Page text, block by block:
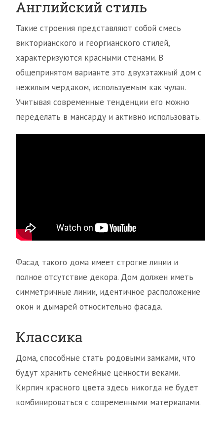
Английский стиль
Такие строения представляют собой смесь
викторианского и георгианского стилей,
характеризуются красными стенами. В
общепринятом варианте это двухэтажный дом с
нежилым чердаком, используемым как чулан.
Учитывая современные тенденции его можно
переделать в мансарду и активно использовать.
Фасад такого дома имеет строгие линии и
полное отсутствие декора. Дом должен иметь
симметричные линии, идентичное расположение
окон и дымарей относительно фасада.
Классика
Дома, способные стать родовыми замками, что
будут хранить семейные ценности веками.
Кирпич красного цвета здесь никогда не будет
комбинироваться с современными материалами.